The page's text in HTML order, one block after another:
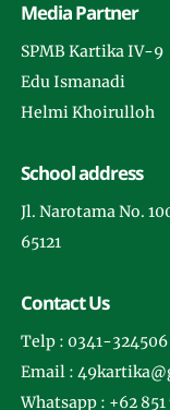
Media Partner
SPMB Kartika IV-9
Edu Ismanadi
Helmi Khoirulloh
School address
Jl. Narotama No.
65121
Contact Us
Telp : 0341-324506
Email :
Whatsapp : +62